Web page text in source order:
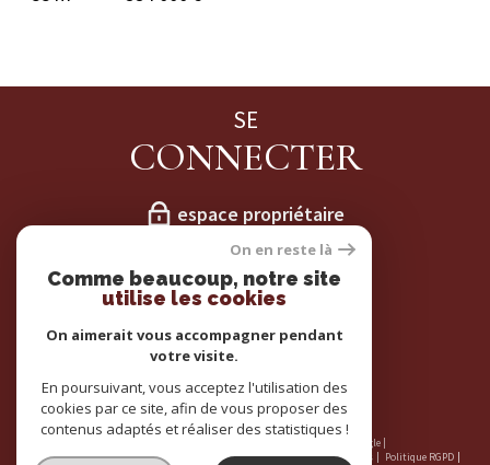
SE
CONNECTER
espace propriétaire
NOS
ADHÉRENTS
© 2026 | Tous droits réservés | Traduction powered by Google |
Nos honoraires
Plan du site Mentions légales Admin Partenaires
Politique RGPD
On en reste là
Comme beaucoup, notre site
utilise les cookies
On aimerait vous accompagner pendant
votre visite.
En poursuivant, vous acceptez l'utilisation des
cookies par ce site, afin de vous proposer des
contenus adaptés et réaliser des statistiques !